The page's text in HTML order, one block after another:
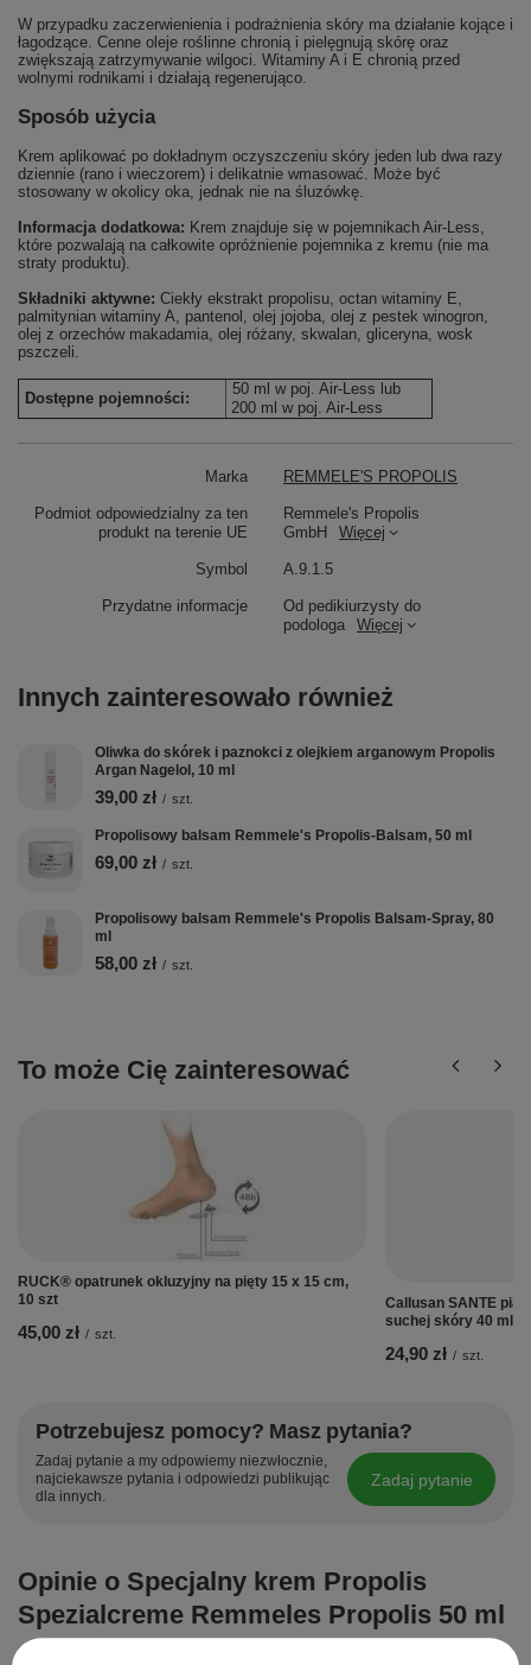
W przypadku zaczerwienienia i podrażnienia skóry ma działanie kojące i
łagodzące. Cenne oleje roślinne chronią i pielęgnują skórę oraz
zwiększają zatrzymywanie wilgoci. Witaminy A i E chronią przed
wolnymi rodnikami i działają regenerująco.
Sposób użycia
Krem aplikować po dokładnym oczyszczeniu skóry jeden lub dwa razy
dziennie (rano i wieczorem) i delikatnie wmasować. Może być
stosowany w okolicy oka, jednak nie na śluzówkę.
Informacja dodatkowa: Krem znajduje się w pojemnikach Air-Less,
które pozwalają na całkowite opróżnienie pojemnika z kremu (nie ma
straty produktu).
Składniki aktywne: Ciekły ekstrakt propolisu, octan witaminy E,
palmitynian witaminy A, pantenol, olej jojoba, olej z pestek winogron,
olej z orzechów makadamia, olej różany, skwalan, gliceryna, wosk
pszczeli.
Dostępne pojemności:
50 ml w poj. Air-Less lub
200 ml w poj. Air-Less
Marka REMMELE'S PROPOLIS
Podmiot odpowiedzialny za ten
produkt na terenie UE
Remmele's Propolis
GmbH
Więcej
Symbol A.9.1.5
Przydatne informacje
Od pedikiurzysty do
podologa
Więcej
Innych zainteresowało również
Oliwka do skórek i paznokci z olejkiem arganowym Propolis
Argan Nagelol, 10 ml
39,00 zł / szt.
Propolisowy balsam Remmele's Propolis-Balsam, 50 ml
69,00 zł / szt.
Propolisowy balsam Remmele's Propolis Balsam-Spray, 80
ml
58,00 zł / szt.
To może Cię zainteresować
RUCK® opatrunek okluzyjny na pięty 15 x 15 cm,
10 szt
45,00 zł / szt.
Callusan SANTE
suchej skóry 40 ml
24,90 zł / szt.
Potrzebujesz pomocy? Masz pytania?
Zadaj pytanie a my odpowiemy niezwłocznie,
najciekawsze pytania i odpowiedzi publikując
dla innych.
Zadaj pytanie
Opinie o Specjalny krem Propolis
Spezialcreme Remmeles Propolis 50 ml